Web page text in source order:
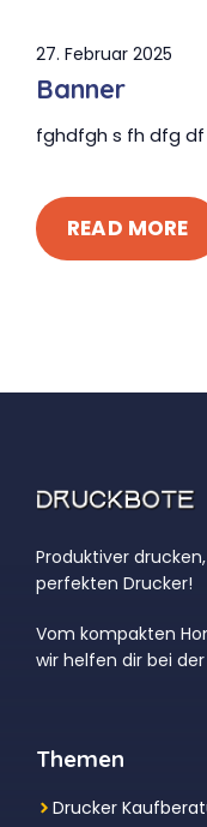
27. Februar 2025
Banner
fghdfgh s fh dfg
READ MORE
Produktiver
perfekten Drucker!
Vom kompakten
wir helfen dir bei
Themen
Drucker